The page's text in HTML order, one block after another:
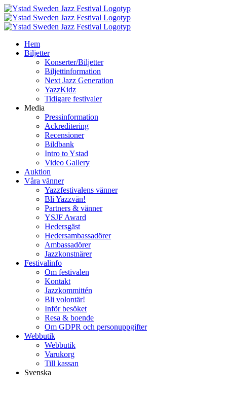
Fortsätt
till
innehållet
Hem
Biljetter
Konserter/Biljetter
Biljettinformation
Next Jazz Generation
YazzKidz
Tidigare festivaler
Media
Pressinformation
Ackreditering
Recensioner
Bildbank
Intro to Ystad
Video Gallery
Auktion
Våra vänner
Yazzfestivalens vänner
Bli Yazzvän!
Partners & vänner
YSJF Award
Hedersgäst
Hedersambassadörer
Ambassadörer
Jazzkonstnärer
Festivalinfo
Om festivalen
Kontakt
Jazzkommittén
Bli volontär!
Inför besöket
Resa & boende
Om GDPR och personuppgifter
Webbutik
Webbutik
Varukorg
Till kassan
Svenska